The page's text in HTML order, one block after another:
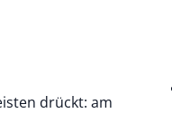
drückt: am